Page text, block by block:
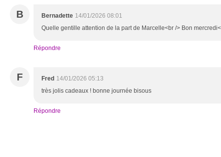
B Bernadette 14/01/2026 08:01
Quelle gentille attention de la part de Marcelle<br /> Bon
Répondre
F Fred 14/01/2026 05:13
très jolis cadeaux ! bonne journée bisous
Répondre